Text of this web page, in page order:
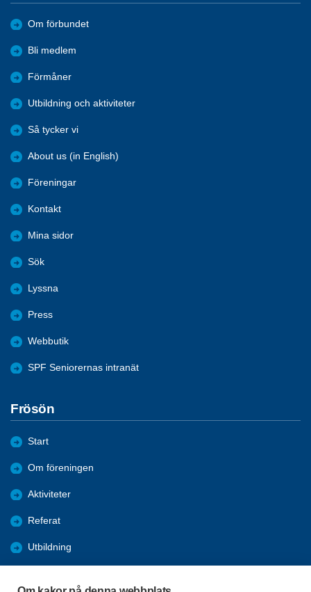
Om förbundet
Bli medlem
Förmåner
Utbildning och aktiviteter
Så tycker vi
About us (in English)
Föreningar
Kontakt
Mina sidor
Sök
Lyssna
Press
Webbutik
SPF Seniorernas intranät
Frösön
Start
Om föreningen
Aktiviteter
Referat
Utbildning